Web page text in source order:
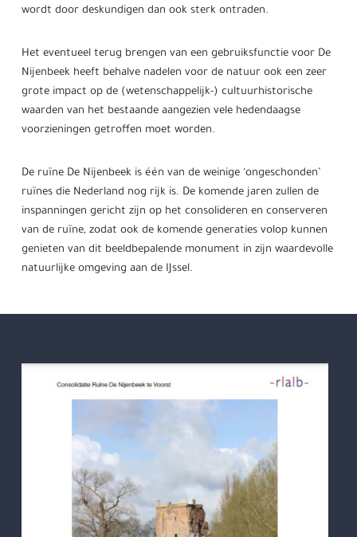
wordt door deskundigen dan ook sterk ontraden.
Het eventueel terug brengen van een gebruiksfunctie voor De
Nijenbeek heeft behalve nadelen voor de natuur ook een zeer
grote impact op de (wetenschappelijk-) cultuurhistorische
waarden van het bestaande aangezien vele hedendaagse
voorzieningen getroffen moet worden.
De ruïne De Nijenbeek is één van de weinige ‘ongeschonden’
ruïnes die Nederland nog rijk is. De komende jaren zullen de
inspanningen gericht zijn op het consolideren en conserveren
van de ruïne, zodat ook de komende generaties volop kunnen
genieten van dit beeldbepalende monument in zijn waardevolle
natuurlijke omgeving aan de IJssel.